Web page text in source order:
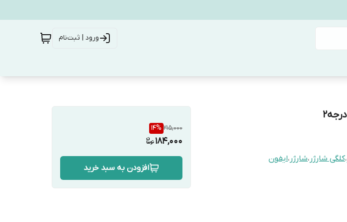
ورود | ثبت‌نام
،کلگی شارژر ،شارژر ،ایفون
215,000
14%
184,000
افزودن به سبد خرید